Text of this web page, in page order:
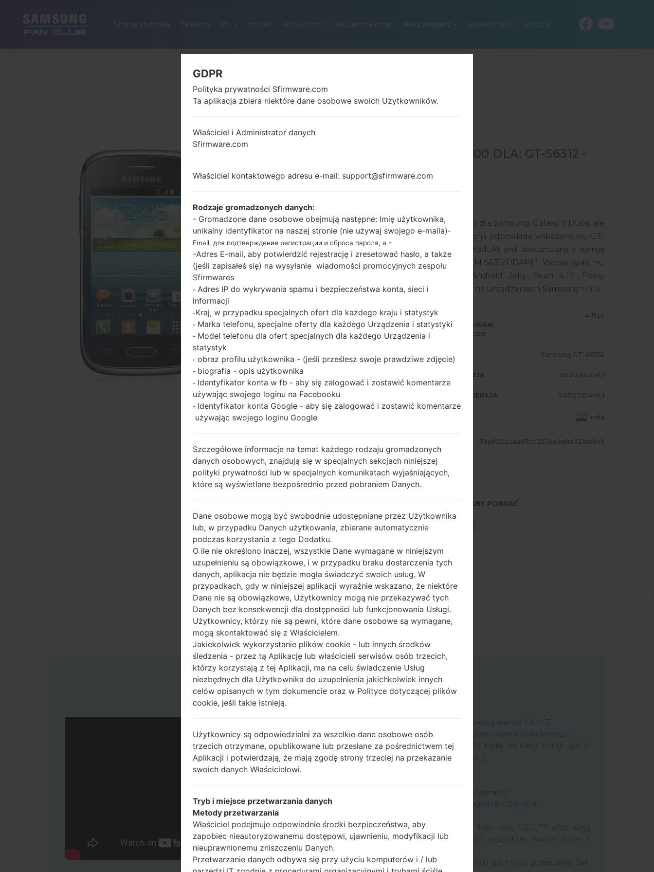
Aktualności Jak zainstalować Nasz projekt Sprawdź IMEI Wejście
OFICJALNE OPROGRAMOWANIE #25000 DLA: GT-S6312 -
SAMSUNGGALAXY Y DUOS
S6312_INU_1_20140428145730_ybb24ojplv_fac.zip
Pobierz najnowszą aktualizację oprogramowania układowego dla Samsung Galaxy Y Duos, ale
nie zapomnij sprawdzić, czy numer modelu Twojego smartfona odpowiada wskazanemu GT-
S6312. Kod oprogramowania układowego to INU z INDIA. Produkt jest dostarczany z wersją
PDA S6312XXAML1, wersja CSC S6312ODDAML1, wersja MODEM S6312DDAML1. Wersja systemu
operacyjnego danego oprogramowania układowego to Android Jelly Bean 4.1.2. Pełny
poradnik na temat flashowania oprogramowania układowego na urządzeniach Samsung tutaj
NAZWA PLIKU
GT-S6312_INU_1_201404281457
30_ybb24ojplv_fac
RODZAJ
OPROGRAMOWANI
A UKŁADOWEGO
4 files
ROZMIAR PLIKU Samsung GT-S6312
OS PDA/AP WERSJA S6312XXAML1
CSC WERSJA MODEM/CP WERSJA S6312DDAML1
REGION India
rtel, CellOne, Vodafone IN, Dol
phin Delhi, IDEA, Reliance RTel,
Uninor, Videocon
3da8252cea87ce253aa9a8e321a08c5
2.NACIŚNIJ, ABY POBRAĆ
Instrukcje
Następnie wyodrębnij plik oprogramowania układowego.
Powinieneś otrzymać 1 plik (jeśli 1 plik wybierz tutaj) lub 5
plików (jeśli 5 plików wybierz tutaj):
Jeśli chcesz wyczyścić pamięć flash użyj CSC_*** albo użyj
HOME_CSC_ ***, aby zachować wszystkie swoje dane i
Teraz wyłącz swój telefon i przejdź do trybu pobierania. Jak
GDPR
Polityka prywatności Sfirmware.com
Ta aplikacja zbiera niektóre dane osobowe swoich Użytkowników.
Właściciel i Administrator danych
Sfirmware.com
Właściciel kontaktowego adresu e-mail: support@sfirmware.com
Rodzaje gromadzonych danych:
- Gromadzone dane osobowe obejmują następne: Imię użytkownika,
unikalny identyfikator na naszej stronie (nie używaj swojego e-maila)-
Email, для подтверждения регистрации и сброса пароля, а -
-Adres E-mail, aby potwierdzić rejestrację i zresetować hasło, a także
(jeśli zapisałeś się) na wysyłanie wiadomości promocyjnych zespołu
Sfirmwares
- Adres IP do wykrywania spamu i bezpieczeństwa konta, sieci i
informacji
-Kraj, w przypadku specjalnych ofert dla każdego kraju i statystyk
- Marka telefonu, specjalne oferty dla każdego Urządzenia i statystyki
- Model telefonu dla ofert specjalnych dla każdego Urządzenia i
statystyk
- obraz profilu użytkownika - (jeśli prześlesz swoje prawdziwe zdjęcie)
- biografia - opis użytkownika
- Identyfikator konta w fb - aby się zalogować i zostawić komentarze
używając swojego loginu na Facebooku
- Identyfikator konta Google - aby się zalogować i zostawić komentarze
używając swojego loginu Google
Szczegółowe informacje na temat każdego rodzaju gromadzonych
danych osobowych, znajdują się w specjalnych sekcjach niniejszej
polityki prywatności lub w specjalnych komunikatach wyjaśniających,
które są wyświetlane bezpośrednio przed pobraniem Danych.
Dane osobowe mogą być swobodnie udostępniane przez Użytkownika
lub, w przypadku Danych użytkowania, zbierane automatycznie
podczas korzystania z tego Dodatku.
O ile nie określono inaczej, wszystkie Dane wymagane w niniejszym
uzupełnieniu są obowiązkowe, i w przypadku braku dostarczenia tych
danych, aplikacja nie będzie mogła świadczyć swoich usług. W
przypadkach, gdy w niniejszej aplikacji wyraźnie wskazano, że niektóre
Dane nie są obowiązkowe, Użytkownicy mogą nie przekazywać tych
Danych bez konsekwencji dla dostępności lub funkcjonowania Usługi.
Użytkownicy, którzy nie są pewni, które dane osobowe są wymagane,
mogą skontaktować się z Właścicielem.
Jakiekolwiek wykorzystanie plików cookie - lub innych środków
śledzenia - przez tą Aplikację lub właścicieli serwisów osób trzecich,
którzy korzystają z tej Aplikacji, ma na celu świadczenie Usług
niezbędnych dla Użytkownika do uzupełnienia jakichkolwiek innych
celów opisanych w tym dokumencie oraz w Polityce dotyczącej plików
cookie, jeśli takie istnieją.
Użytkownicy są odpowiedzialni za wszelkie dane osobowe osób
trzecich otrzymane, opublikowane lub przesłane za pośrednictwem tej
Aplikacji i potwierdzają, że mają zgodę strony trzeciej na przekazanie
swoich danych Właścicielowi.
Tryb i miejsce przetwarzania danych
Metody przetwarzania
Właściciel podejmuje odpowiednie środki bezpieczeństwa, aby
zapobiec nieautoryzowanemu dostępowi, ujawnieniu, modyfikacji lub
nieuprawnionemu zniszczeniu Danych.
Przetwarzanie danych odbywa się przy użyciu komputerów i / lub